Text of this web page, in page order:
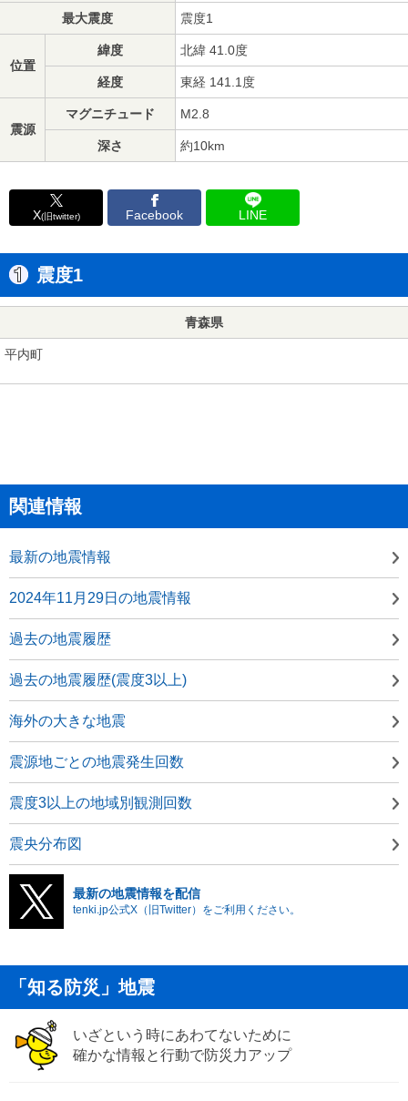
最大震度 震度1
位置
緯度 北緯 41.0度
経度 東経 141.1度
震源
マグニチュード M2.8
深さ 約10km
X(旧twitter) Facebook LINE
震度1
青森県
平内町
関連情報
最新の地震情報
2024年11月29日の地震情報
過去の地震履歴
過去の地震履歴(震度3以上)
海外の大きな地震
震源地ごとの地震発生回数
震度3以上の地域別観測回数
震央分布図
最新の地震情報を配信
tenki.jp公式X（旧Twitter）をご利用ください。
「知る防災」地震
いざという時にあわてないために
確かな情報と行動で防災力アップ